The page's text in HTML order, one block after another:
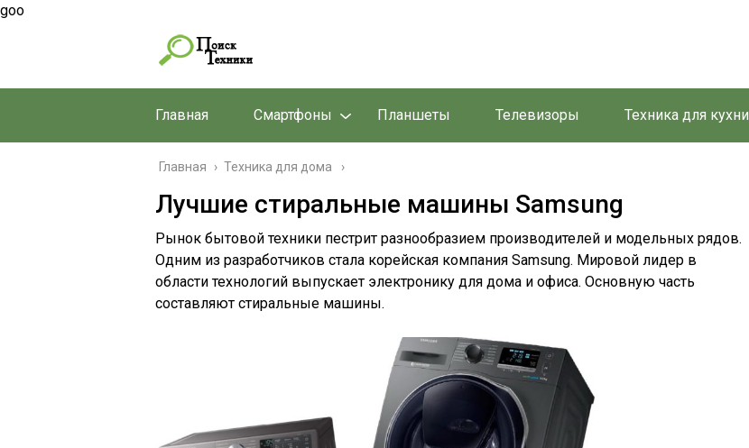
goo
Главная Смартфоны Планшеты Телевизоры Техника для кухни
Главная › Техника для дома
Лучшие стиральные машины Samsung
Рынок бытовой техники пестрит разнообразием производителей и модельных рядов.
Одним из разработчиков стала корейская компания Samsung. Мировой лидер в
области технологий выпускает электронику для дома и офиса. Основную часть
составляют стиральные машины.